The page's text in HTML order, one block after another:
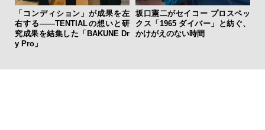
「コンディション」が成果を左
右する——TENTIALの想いと研
究成果を結集した「BAKUNE Dr
y Pro」
坂口憲二がセイコー プロスペッ
クス「1965 ダイバー」と紡ぐ、
かけがえのない時間